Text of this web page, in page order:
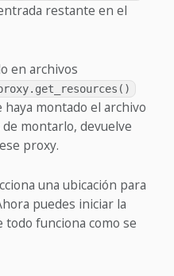
restante en el
en archivos
haya montado el archivo
montarlo, devuelve
proxy.
una ubicación para
puedes iniciar la
todo funciona como se